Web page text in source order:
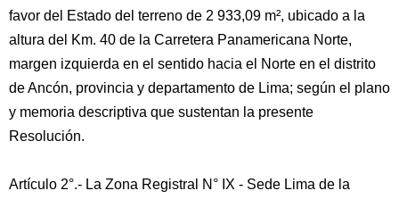
favor del Estado del terreno de 2 933,09 m², ubicado a la
altura del Km. 40 de la Carretera Panamericana Norte,
margen izquierda en el sentido hacia el Norte en el distrito
de Ancón, provincia y departamento de Lima; según el plano
y memoria descriptiva que sustentan la presente
Resolución.
Artículo 2°.- La Zona Registral N° IX - Sede Lima de la